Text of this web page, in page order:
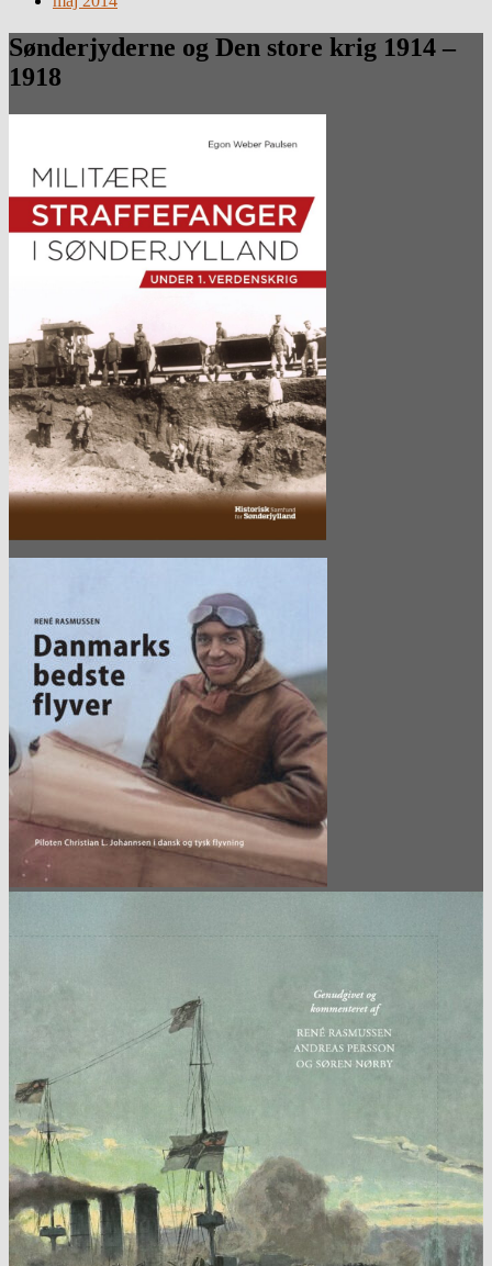
Sønderjyderne og Den store krig 1914 –
1918